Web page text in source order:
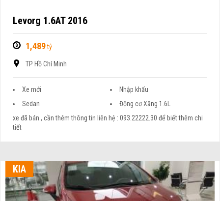
Levorg 1.6AT 2016
1,489tỷ
TP Hồ Chí Minh
Xe mới
Nhập khẩu
Sedan
Động cơ Xăng 1.6L
xe đã bán , cần thêm thông tin liên hệ : 093.22222.30 để biết thêm chi
tiết
KIA